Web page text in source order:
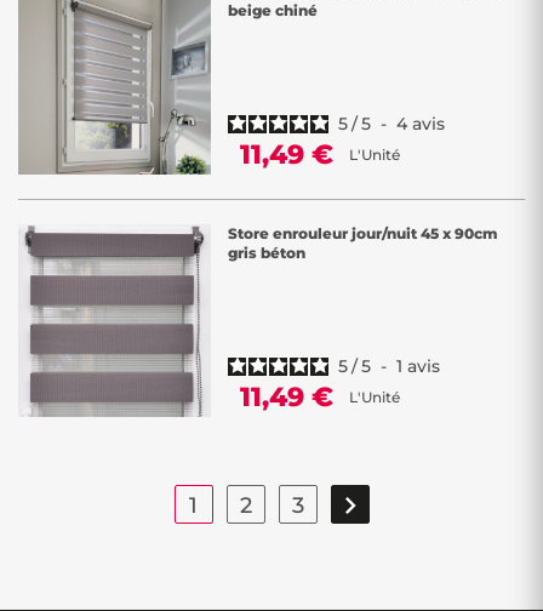
beige chiné
5/5 - 4 avis
11,49 € L'Unité
Store enrouleur jour/nuit 45 x 90cm
gris béton
5/5 - 1 avis
11,49 € L'Unité
1 2 3 